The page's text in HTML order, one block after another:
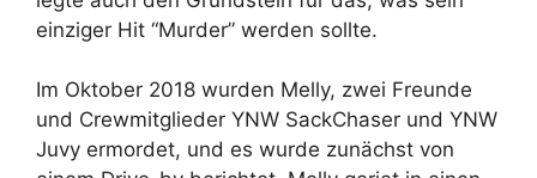
einziger Hit “Murder” werden sollte.
Im Oktober 2018 wurden Melly, zwei Freunde
und Crewmitglieder YNW SackChaser und YNW
Juvy ermordet, und es wurde zunächst von